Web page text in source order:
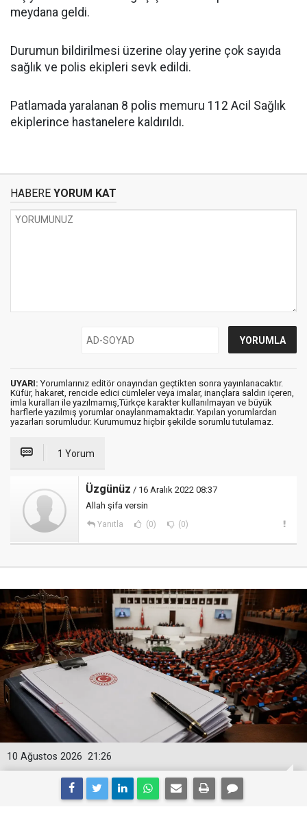
meydana geldi.
Durumun bildirilmesi üzerine olay yerine çok sayıda
sağlık ve polis ekipleri sevk edildi.
Patlamada yaralanan 8 polis memuru 112 Acil Sağlık
ekiplerince hastanelere kaldırıldı.
HABERE YORUM KAT
UYARI: Yorumlarınız editör onayından geçtikten sonra yayınlanacaktır.
Küfür, hakaret, rencide edici cümleler veya imalar, inançlara saldırı içeren,
imla kuralları ile yazılmamış,Türkçe karakter kullanılmayan ve büyük
harflerle yazılmış yorumlar onaylanmamaktadır. Yapılan yorumlardan
yazarları sorumludur. Kurumumuz hiçbir şekilde sorumlu tutulamaz.
1 Yorum
Üzgünüz / 16 Aralık 2022 08:37
Allah şifa versin
Yanıtla (0) (0)
21:26
10 Ağustos 2026